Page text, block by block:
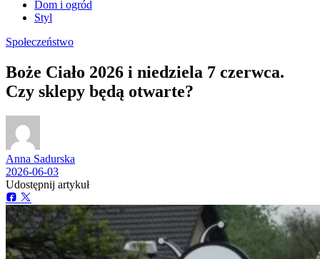
Dom i ogród
Styl
Społeczeństwo
Boże Ciało 2026 i niedziela 7 czerwca.
Czy sklepy będą otwarte?
Anna Sadurska
2026-06-03
Udostępnij artykuł